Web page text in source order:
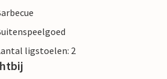
ligstoelen: 2